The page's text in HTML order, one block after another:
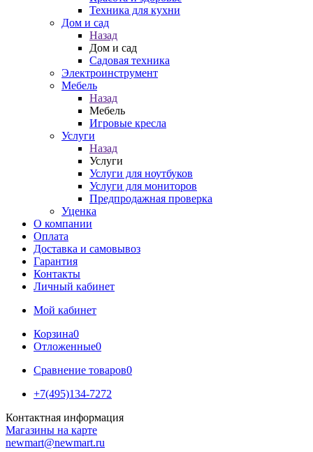
Техника для кухни
Дом и сад
Назад
Дом и сад
Садовая техника
Электроинструмент
Мебель
Назад
Мебель
Игровые кресла
Услуги
Назад
Услуги
Услуги для ноутбуков
Услуги для мониторов
Предпродажная проверка
Уценка
О компании
Оплата
Доставка и самовывоз
Гарантия
Контакты
Личный кабинет
Мой кабинет
Корзина0
Отложенные0
Сравнение товаров0
+7(495)134-7272
Контактная информация
Магазины на карте
newmart@newmart.ru